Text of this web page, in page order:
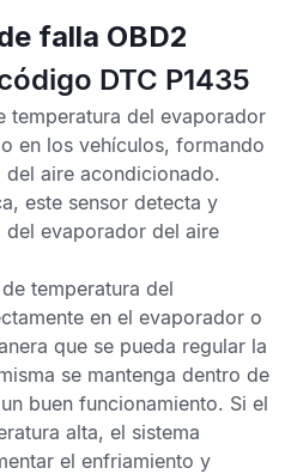
falla OBD2
DTC P1435
temperatura del evaporador
en los vehículos, formando
del aire acondicionado.
este sensor detecta y
del evaporador del aire
temperatura del
en el evaporador o
que se pueda regular la
se mantenga dentro de
buen funcionamiento. Si el
alta, el sistema
el enfriamiento y